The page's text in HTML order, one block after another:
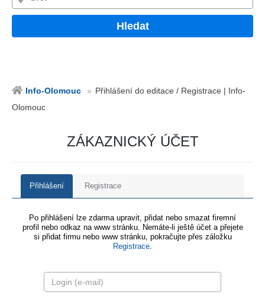
Hledat
Info-Olomouc
Přihlášení do editace / Registrace | Info-
Olomouc
ZÁKAZNICKÝ ÚČET
Přihlášení Registrace
Po přihlášení lze zdarma upravit, přidat nebo smazat firemní
profil nebo odkaz na www stránku. Nemáte-li ještě účet a přejete
si přidat firmu nebo www stránku, pokračujte přes záložku
Registrace.